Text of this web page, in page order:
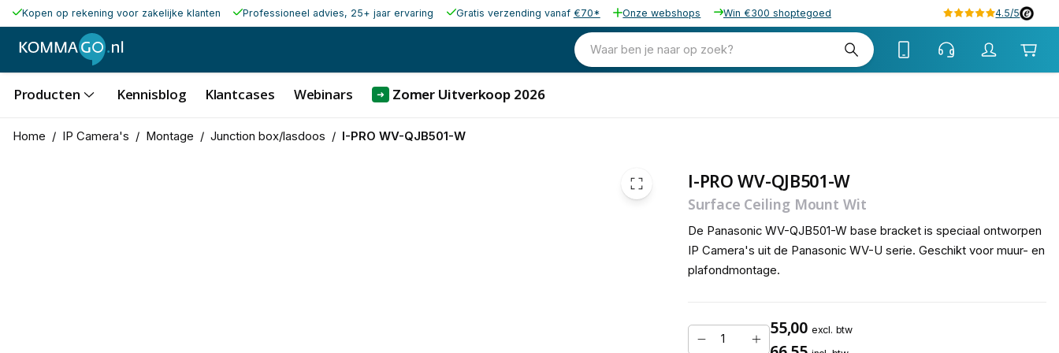
Kopen op rekening voor zakelijke klanten Professioneel advies, 25+ jaar ervaring Gratis verzending vanaf €70* Onze webshops Win €300 shoptegoed 4.5/5
Waar ben je naar op zoek?
Producten Kennisblog Klantcases Webinars ➜ Zomer Uitverkoop 2026
Home / IP Camera's / Montage / Junction box/lasdoos / I-PRO WV-QJB501-W
I-PRO WV-QJB501-W
Surface Ceiling Mount Wit
De Panasonic WV-QJB501-W base bracket is speciaal ontworpen
IP Camera's uit de Panasonic WV-U serie. Geschikt voor muur- en
plafondmontage.
55,00 excl. btw
55,00 excl. btw
66,55 incl. btw